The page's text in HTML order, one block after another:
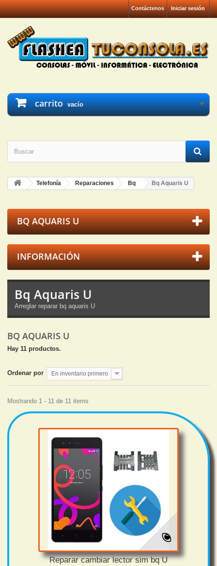
Iniciar sesión
Contáctenos
carrito vacío
Telefonía Reparaciones Bq Bq Aquaris U
BQ AQUARIS U
INFORMACIÓN
Bq Aquaris U
Arreglar reparar bq aquaris U
BQ AQUARIS U
Hay 11 productos.
Ordenar por En inventario primero
Mostrando 1 - 11 de 11 items
Reparar cambiar lector sim bq U